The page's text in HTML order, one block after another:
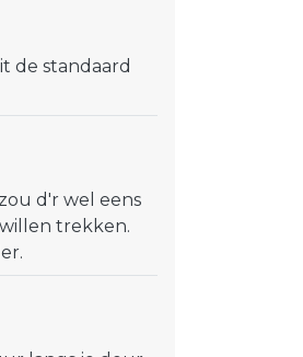
de standaard
d'r wel eens
trekken.